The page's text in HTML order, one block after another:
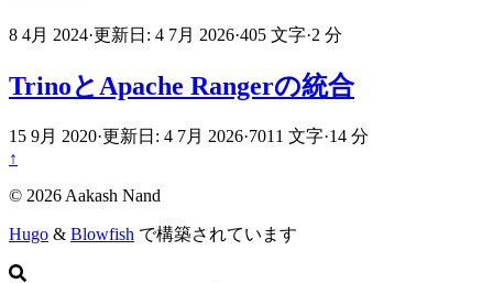
8 4月 2024·更新日: 4 7月 2026·405 文字·2 分
TrinoとApache Rangerの統合
15 9月 2020·更新日: 4 7月 2026·7011 文字·14 分
↑
© 2026 Aakash Nand
Hugo & Blowfish で構築されています